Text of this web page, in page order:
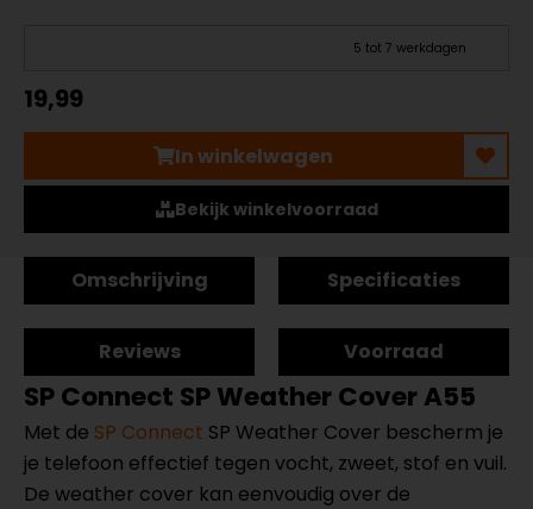
5 tot 7 werkdagen
19,99
In winkelwagen
Bekijk winkelvoorraad
Omschrijving Specificaties
Reviews Voorraad
SP Connect SP Weather Cover A55
Met de SP Connect SP Weather Cover bescherm je
je telefoon effectief tegen vocht, zweet, stof en vuil.
De weather cover kan eenvoudig over de